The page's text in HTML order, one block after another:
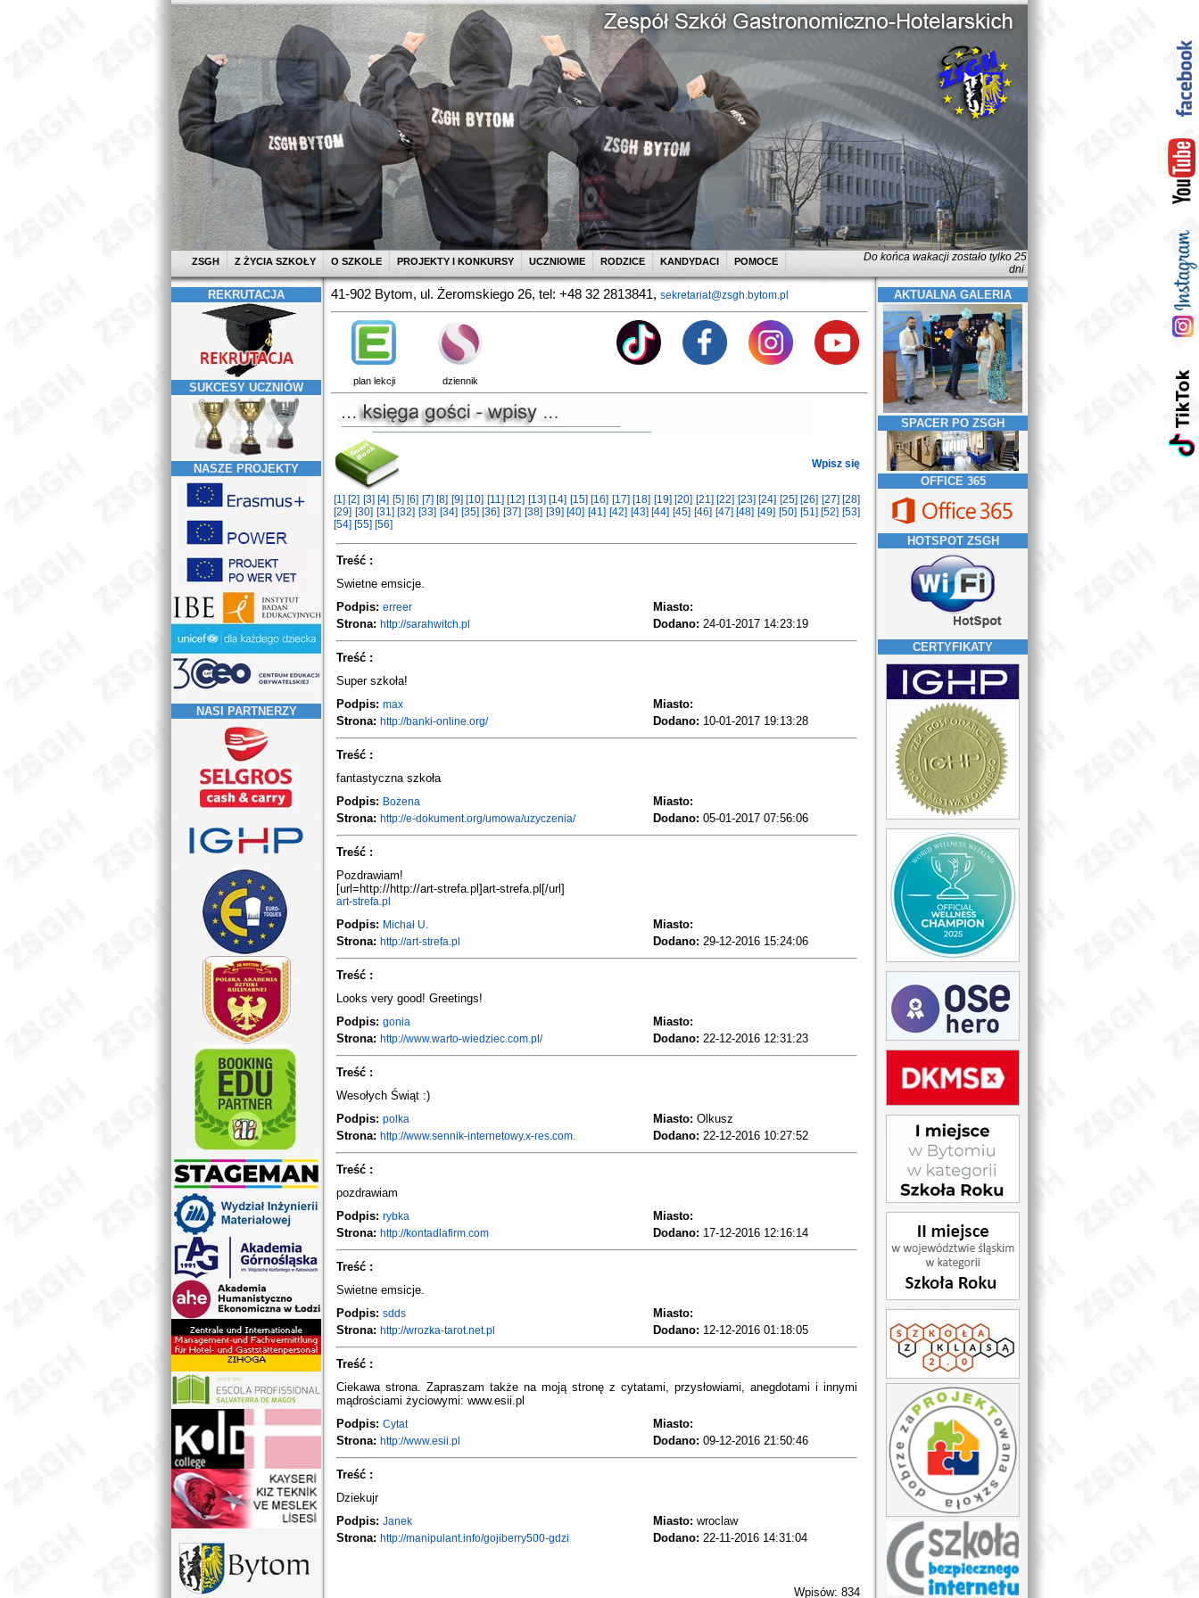
ZSGH Z ŻYCIA SZKOŁY O SZKOLE PROJEKTY I KONKURSY UCZNIOWIE RODZICE KANDYDACI POMOCE
Do końca wakacji zostało tylko 25
dni
REKRUTACJA
SUKCESY UCZNIÓW
NASZE PROJEKTY
NASI PARTNERZY
41-902 Bytom, ul. Żeromskiego 26, tel: +48 32 2813841, sekretariat@zsgh.bytom.pl
plan lekcji dziennik
Wpisz się
[1] [2] [3] [4] [5] [6] [7] [8] [9] [10] [11] [12] [13] [14] [15] [16] [17] [18] [19] [20] [21] [22] [23] [24] [25] [26] [27] [28]
[29] [30] [31] [32] [33] [34] [35] [36] [37] [38] [39] [40] [41] [42] [43] [44] [45] [46] [47] [48] [49] [50] [51] [52] [53]
[54] [55] [56]
Treść :
Swietne emsicje.
Podpis: erreer
Miasto:
Strona: http://sarahwitch.pl Dodano: 24-01-2017 14:23:19
Treść :
Super szkoła!
Podpis: max
Miasto:
Strona: http://banki-online.org/ Dodano: 10-01-2017 19:13:28
Treść :
fantastyczna szkoła
Podpis: Bożena
Miasto:
Strona: http://e-dokument.org/umowa/uzyczenia/ Dodano: 05-01-2017 07:56:06
Treść :
Pozdrawiam!
[url=http://http://art-strefa.pl]art-strefa.pl[/url]
art-strefa.pl
Podpis: Michał U.
Miasto:
Strona: http://art-strefa.pl Dodano: 29-12-2016 15:24:06
Treść :
Looks very good! Greetings!
Podpis: gonia
Miasto:
Strona: http://www.warto-wiedziec.com.pl/ Dodano: 22-12-2016 12:31:23
Treść :
Wesołych Świąt :)
Podpis: polka Miasto: Olkusz
Strona: http://www.sennik-internetowy.x-res.com. Dodano: 22-12-2016 10:27:52
Treść :
pozdrawiam
Podpis: rybka
Miasto:
Strona: http://kontadlafirm.com Dodano: 17-12-2016 12:16:14
Treść :
Swietne emsicje.
Podpis: sdds
Miasto:
Strona: http://wrozka-tarot.net.pl Dodano: 12-12-2016 01:18:05
Treść :
Ciekawa strona. Zapraszam także na moją stronę z cytatami, przysłowiami, anegdotami i innymi
mądrościami życiowymi: www.esii.pl
Podpis: Cytat
Miasto:
Strona: http://www.esii.pl Dodano: 09-12-2016 21:50:46
Treść :
Dziekujr
Podpis: Janek Miasto: wroclaw
Strona: http://manipulant.info/gojiberry500-gdzi Dodano: 22-11-2016 14:31:04
Wpisów: 834
AKTUALNA GALERIA
SPACER PO ZSGH
OFFICE 365
HOTSPOT ZSGH
CERTYFIKATY